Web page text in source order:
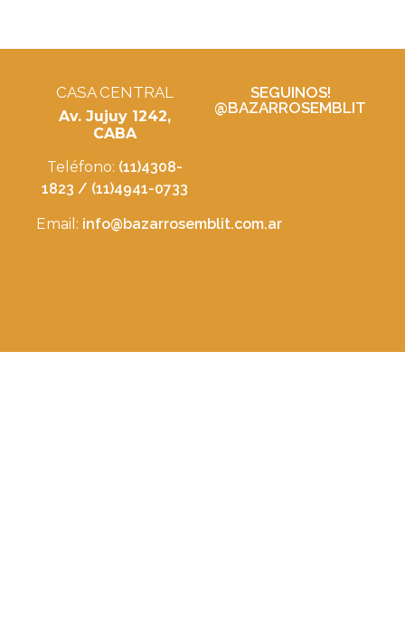
CASA CENTRAL
Av. Jujuy 1242,
CABA
Teléfono: (11)4308-
1823 / (11)4941-0733
Email: info@bazarrosemblit.com.ar
SEGUINOS!
@BAZARROSEMBLIT